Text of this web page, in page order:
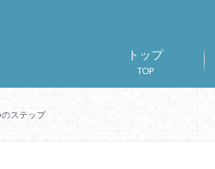
TOP
トップ
ステップ